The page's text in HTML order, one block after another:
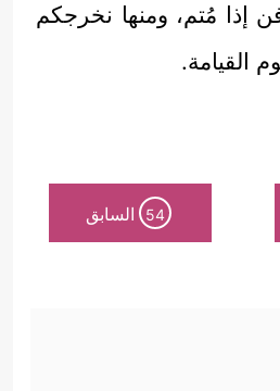
إذا مُتم، ومنها نخرجكم
القيامة.
54 السابق